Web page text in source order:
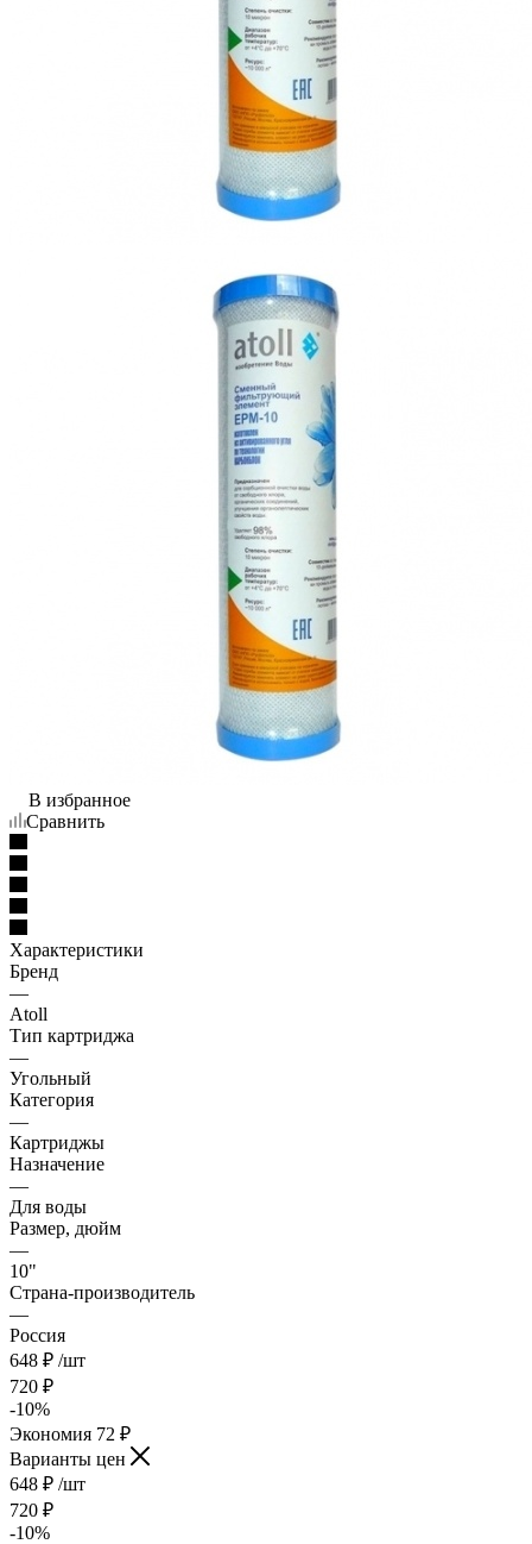
В избранное
Сравнить
Характеристики
Бренд
—
Atoll
Тип картриджа
—
Угольный
Категория
—
Картриджы
Назначение
—
Для воды
Размер, дюйм
—
10"
Страна-производитель
—
Россия
648 ₽ /шт
720 ₽
-10%
Экономия 72 ₽
Варианты цен
648 ₽ /шт
720 ₽
-10%